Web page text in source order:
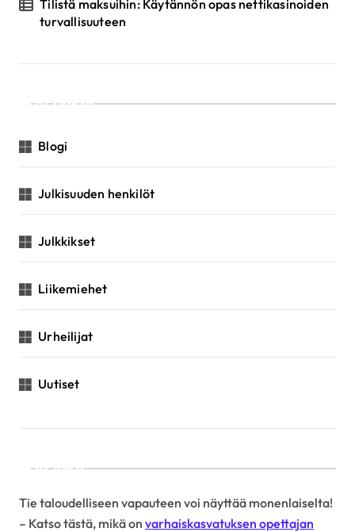
Tilistä maksuihin: Käytännön opas nettikasinoiden
turvallisuuteen
Luokat
Blogi
Julkisuuden henkilöt
Julkkikset
Liikemiehet
Urheilijat
Uutiset
Linkit
Tie taloudelliseen vapauteen voi näyttää monenlaiselta!
– Katso tästä, mikä on varhaiskasvatuksen opettajan